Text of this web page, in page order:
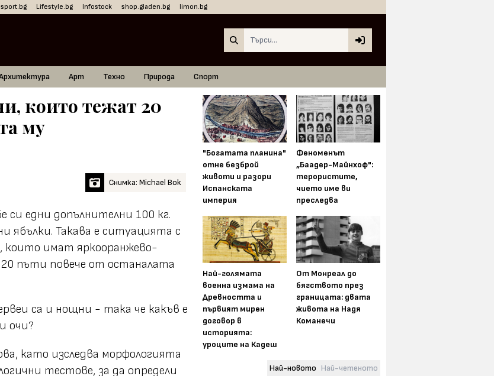
Lifestyle.bg Infostock shop.gladen.bg limon.bg
Арт Техно Природа Спорт
които тежат 20
му
Снимка: Michael Bok
си едни допълнителни 100 кг.
ябълки. Такава е ситуацията с
които имат яркооранжево-
пъти повече от останалата
са и нощни - така че какъв е
очи?
като изследва морфологията
тестове, за да определи
"Богатата планина"
отне безброй
животи и разори
Испанската
империя
Феноменът
„Баадер-Майнхоф":
терористите,
чието име ви
преследва
Най-голямата
военна измама на
Древността и
първият мирен
договор в
историята:
уроците на Кадеш
От Монреал до
бягството през
границата: двата
живота на Надя
Команечи
Най-новото Най-четеното